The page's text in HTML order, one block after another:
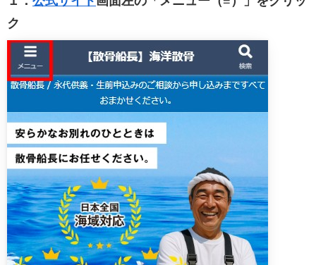
ク